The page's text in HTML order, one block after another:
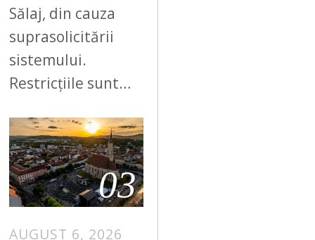
Sălaj, din cauza
suprasolicitării
sistemului.
Restricțiile sunt…
03
AUGUST 6, 2026